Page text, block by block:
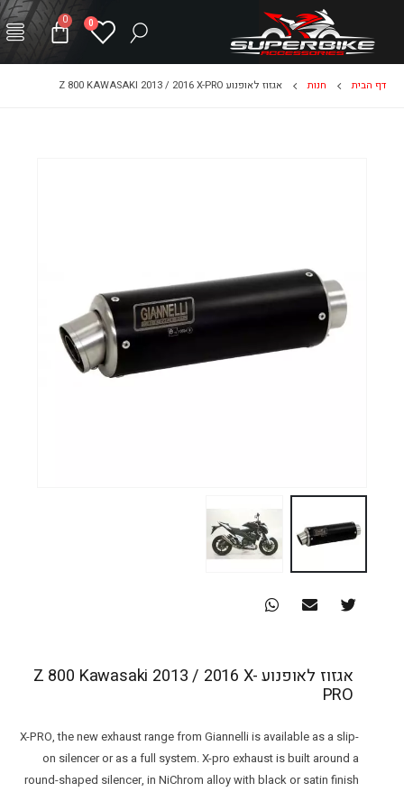
0
0
דף הבית חנות אגזוז לאופנוע Z 800 KAWASAKI 2013 / 2016 X-PRO
אגזוז לאופנוע Z 800 Kawasaki 2013 / 2016 X-
PRO
X-PRO, the new exhaust range from Giannelli is available as a slip-
on silencer or as a full system. X-pro exhaust is built around a
round-shaped silencer, in NiChrom alloy with black or satin finish